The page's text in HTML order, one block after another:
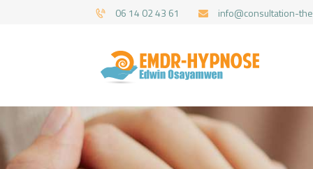
06 14 02 43 61 info@consultation-